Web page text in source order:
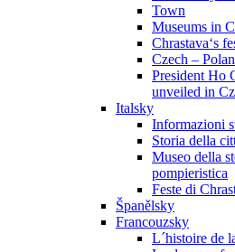
Town
Museums in
Chrastava‘s
Czech –
President Ho
unveiled in
Italsky
Informazioni
Storia della
Museo della
pompieristica
Feste di
Španělsky
Francouzsky
L´histoire de